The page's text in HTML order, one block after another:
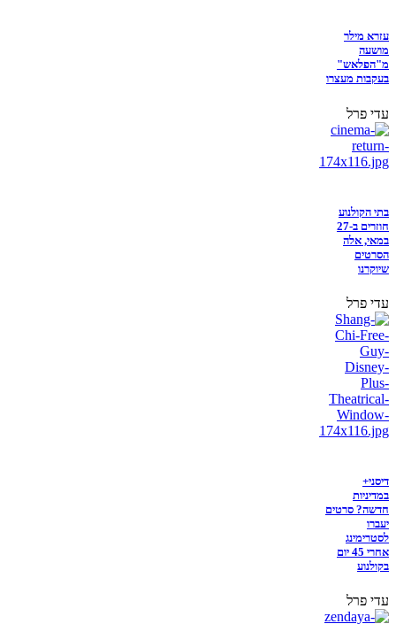
עזרא מילר
מושעה
מ"הפלאש"
בעקבות מעצרו
עדי פרל
בתי הקולנוע
חוזרים ב-27
במאי, אלה
הסרטים
שיוקרנו
עדי פרל
דיסני+
במדיניות
חדשה? סרטים
יעברו
לסטרימינג
אחרי 45 יום
בקולנוע
עדי פרל